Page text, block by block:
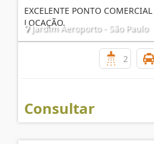
EXCELENTE PONTO
LOCAÇÃO.
Jardim Aeroporto - São Paulo
2
Consultar